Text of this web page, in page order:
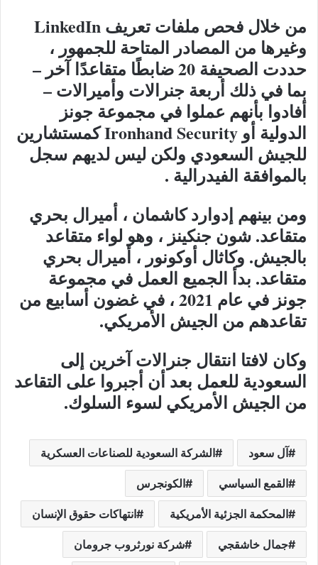
من خلال فحص ملفات تعريف LinkedIn
وغيرها من المصادر المتاحة للجمهور ،
حددت الصحيفة 20 ضابطًا متقاعدًا آخر –
بما في ذلك أربعة جنرالات وأميرالات –
أفادوا بأنهم عملوا في مجموعة جونز
الدولية أو Ironhand Security كمستشارين
للجيش السعودي ولكن ليس لديهم سجل
بالموافقة الفيدرالية .
ومن بينهم إدوارد كاشمان ، أميرال بحري
متقاعد. شون جنكينز ، وهو لواء متقاعد
بالجيش. وكاثال أوكونور ، أميرال بحري
متقاعد. بدأ الجميع العمل في مجموعة
جونز في عام 2021 ، في غضون أسابيع من
تقاعدهم من الجيش الأمريكي.
وكان لافتا انتقال جنرالات آخرين إلى
السعودية للعمل بعد أن أجبروا على التقاعد
من الجيش الأمريكي لسوء السلوك.
آل سعود الشركة السعودية للصناعات العسكرية
القمع السياسي الكونجرس
المحكمة الجزئية الأمريكية انتهاكات حقوق الإنسان
جمال خاشقجي شركة نورثروب جرومان